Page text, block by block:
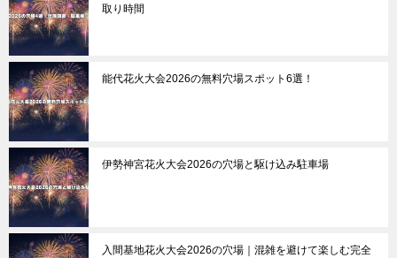
取り時間
能代花火大会2026の無料穴場スポット6選！
伊勢神宮花火大会2026の穴場と駆け込み駐車場
入間基地花火大会2026の穴場｜混雑を避けて楽しむ完全